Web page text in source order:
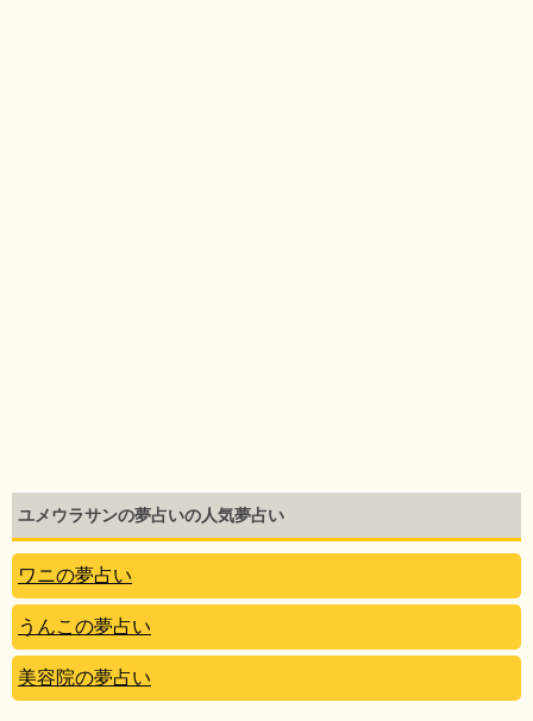
ユメウラサンの夢占いの人気夢占い
ワニの夢占い
うんこの夢占い
美容院の夢占い